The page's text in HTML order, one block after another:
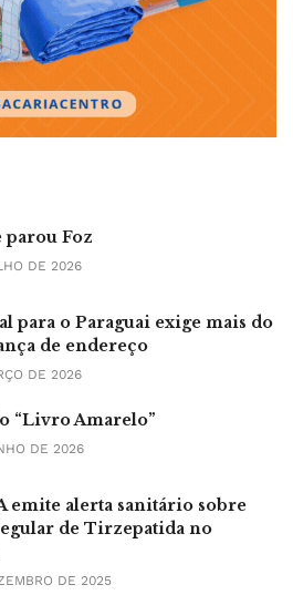
parou Foz
DE 2026
para o Paraguai exige mais do
de endereço
DE 2026
“Livro Amarelo”
DE 2026
emite alerta sanitário sobre
de Tirzepatida no
DE 2025